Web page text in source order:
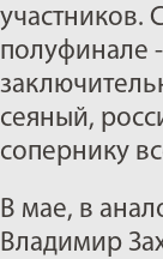
участников.
полуфинале
сеяный,
сопернику
В мае, в
Владимир